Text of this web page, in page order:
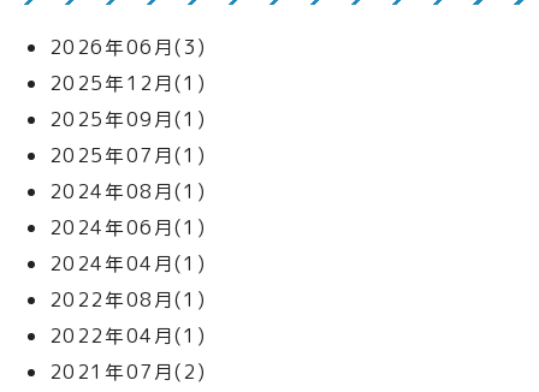
2026年06月(3)
2025年12月(1)
2025年09月(1)
2025年07月(1)
2024年08月(1)
2024年06月(1)
2024年04月(1)
2022年08月(1)
2022年04月(1)
2021年07月(2)